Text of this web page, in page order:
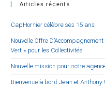
Articles récents
CapHornier célèbre ses 15 ans !
Nouvelle Offre
Vert » pour les Collectivités
Nouvelle mission pour notre
Bienvenue à bord Jean et Anthony !